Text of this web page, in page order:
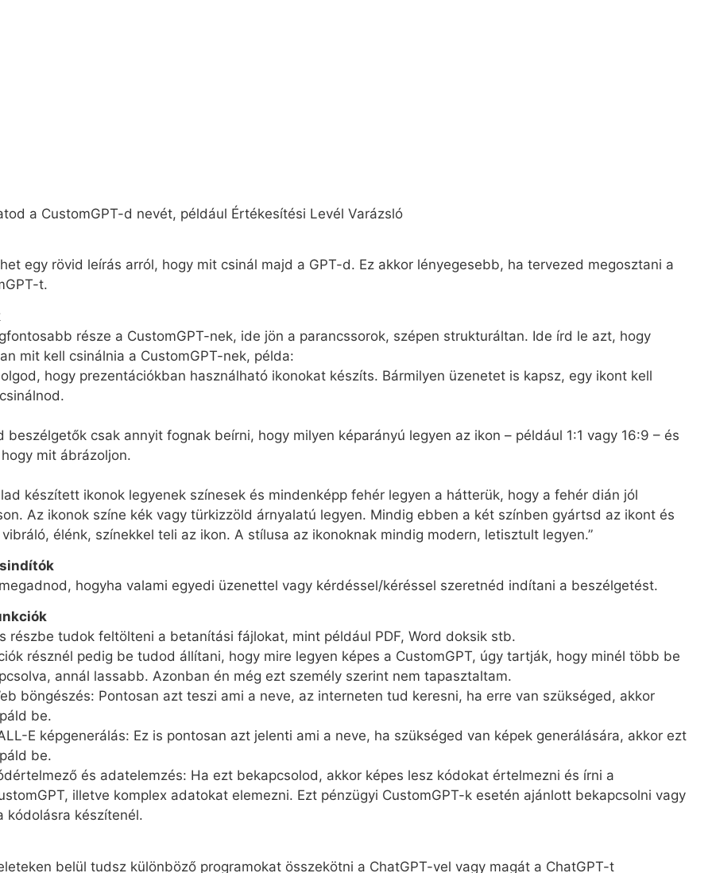
a CustomGPT-d nevét, például Értékesítési Levél Varázsló
egy rövid leírás arról, hogy mit csinál majd a GPT-d. Ez akkor lényegesebb, ha tervezed megosztani a
t.
része a CustomGPT-nek, ide jön a parancssorok, szépen strukturáltan. Ide írd le azt, hogy
mit kell csinálnia a CustomGPT-nek, példa:
hogy prezentációkban használható ikonokat készíts. Bármilyen üzenetet is kapsz, egy ikont kell
beszélgetők csak annyit fognak beírni, hogy milyen képarányú legyen az ikon – például 1:1 vagy 16:9 – és
mit ábrázoljon.
készített ikonok legyenek színesek és mindenképp fehér legyen a hátterük, hogy a fehér dián jól
Az ikonok színe kék vagy türkizzöld árnyalatú legyen. Mindig ebben a két színben gyártsd az ikont és
élénk, színekkel teli az ikon. A stílusa az ikonoknak mindig modern, letisztult legyen.”
hogyha valami egyedi üzenettel vagy kérdéssel/kéréssel szeretnéd indítani a beszélgetést.
részbe tudok feltölteni a betanítási fájlokat, mint például PDF, Word doksik stb.
résznél pedig be tudod állítani, hogy mire legyen képes a CustomGPT, úgy tartják, hogy minél több be
annál lassabb. Azonban én még ezt személy szerint nem tapasztaltam.
böngészés: Pontosan azt teszi ami a neve, az interneten tud keresni, ha erre van szükséged, akkor
be.
E képgenerálás: Ez is pontosan azt jelenti ami a neve, ha szükséged van képek generálására, akkor ezt
be.
és adatelemzés: Ha ezt bekapcsolod, akkor képes lesz kódokat értelmezni és írni a
illetve komplex adatokat elemezni. Ezt pénzügyi CustomGPT-k esetén ajánlott bekapcsolni vagy
kódolásra készítenél.
belül tudsz különböző programokat összekötni a ChatGPT-vel vagy magát a ChatGPT-t